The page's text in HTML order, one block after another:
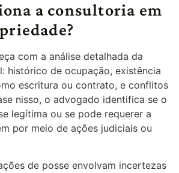
a consultoria em
com a análise detalhada da
histórico de ocupação, existência
escritura ou contrato, e conflitos
nisso, o advogado identifica se o
legítima ou se pode requerer a
por meio de ações judiciais ou
de posse envolvam incertezas